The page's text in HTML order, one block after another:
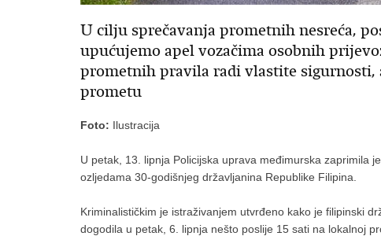
U cilju sprečavanja prometnih nesreća,
upućujemo apel vozačima osobnih
prometnih pravila radi vlastite
prometu
Foto: Ilustracija
U petak, 13. lipnja Policijska uprava međimurska zaprimila
ozljedama 30-godišnjeg državljanina Republike Filipina.
Kriminalističkim je istraživanjem utvrđeno kako je filipinski
dogodila u petak, 6. lipnja nešto poslije 15 sati na lokalnoj